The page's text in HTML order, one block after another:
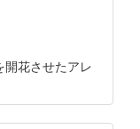
花させたアレ